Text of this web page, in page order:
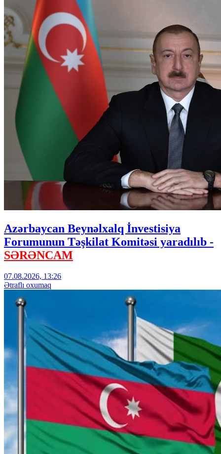
Azərbaycan Beynəlxalq İnvestisiya
Forumunun Təşkilat Komitəsi yaradılıb -
SƏRƏNCAM
07.08.2026, 13:26
Ətraflı oxumaq